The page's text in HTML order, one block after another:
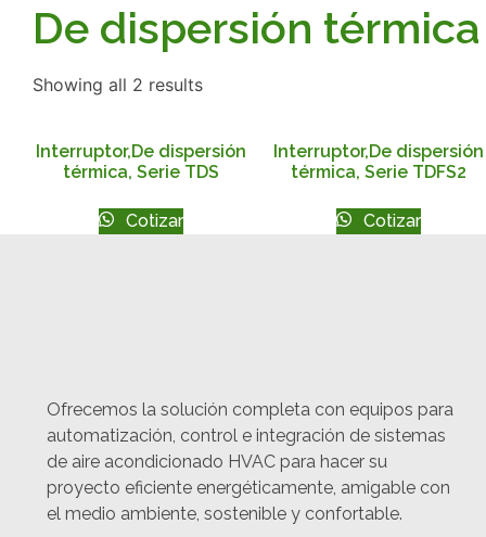
De dispersión térmica
Showing all 2 results
Interruptor,De dispersión
térmica, Serie TDS
Cotizar
Interruptor,De dispersión
térmica, Serie TDFS2
Cotizar
Ofrecemos la solución completa con equipos para
automatización, control e integración de sistemas
de aire acondicionado HVAC para hacer su
proyecto eficiente energéticamente, amigable con
el medio ambiente, sostenible y confortable.